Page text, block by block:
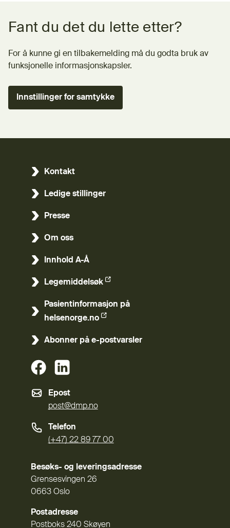
Fant du det du lette etter?
For å kunne gi en tilbakemelding må du godta bruk av
funksjonelle informasjonskapsler.
Innstillinger for samtykke
Kontakt
Ledige stillinger
Presse
Om oss
Innhold A-Å
Legemiddelsøk
(Ekstern lenke)
Pasientinformasjon på
helsenorge.no
(Ekstern lenke)
Abonner på e-postvarsler
(Ekstern lenke)
Epost
post@dmp.no
Telefon
(+47) 22 89 77 00
Besøks- og leveringsadresse
Grensesvingen 26
0663 Oslo
Postadresse
Postboks 240 Skøyen